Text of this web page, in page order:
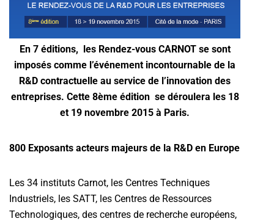
En 7 éditions, les Rendez-vous CARNOT se sont
imposés comme l’événement incontournable de la
R&D contractuelle au service de l’innovation des
entreprises. Cette 8ème édition se déroulera les 18
et 19 novembre 2015 à Paris.
800 Exposants acteurs majeurs de la R&D en Europe
Les 34 instituts Carnot, les Centres Techniques
Industriels, les SATT, les Centres de Ressources
Technologiques, des centres de recherche européens,